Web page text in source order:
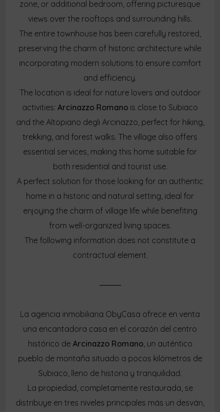
zone, or additional bedroom, offering picturesque
views over the rooftops and surrounding hills.
The entire townhouse has been carefully restored,
preserving the charm of historic architecture while
incorporating modern solutions to ensure comfort
and efficiency.
The location is ideal for nature lovers and outdoor
activities: Arcinazzo Romano is close to Subiaco
and the Altopiano degli Arcinazzo, perfect for hiking,
trekking, and forest walks. The village also offers
essential services, making this home suitable for
both residential and tourist use.
A perfect solution for those looking for an authentic
home in a historic and natural setting, ideal for
enjoying the charm of village life while benefiting
from well-organized living spaces.
The following information does not constitute a
contractual element.
⸻
La agencia inmobiliaria ObyCasa ofrece en venta
una encantadora casa en el corazón del centro
histórico de Arcinazzo Romano, un auténtico
pueblo de montaña situado a pocos kilómetros de
Subiaco, lleno de historia y tranquilidad.
La propiedad, completamente restaurada, se
distribuye en tres niveles principales más un desván,